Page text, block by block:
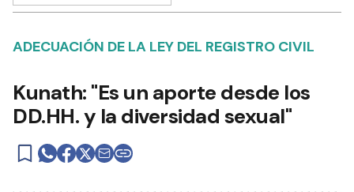
ADECUACIÓN DE LA LEY DEL REGISTRO CIVIL
Kunath: "Es un aporte desde los
DD.HH. y la diversidad sexual"